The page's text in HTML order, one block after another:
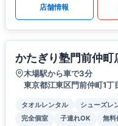
店舗情報
かたぎり塾門前仲町
木場駅から車で3分
東京都江東区門前仲町1
タオルレンタル シューズレ
完全個室
子連れOK 無料